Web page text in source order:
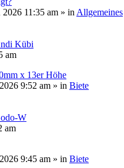
2026 11:35 am » in Allgemeines
Kübi
am
x 13er Höhe
9:52 am » in Biete
W
am
9:45 am » in Biete